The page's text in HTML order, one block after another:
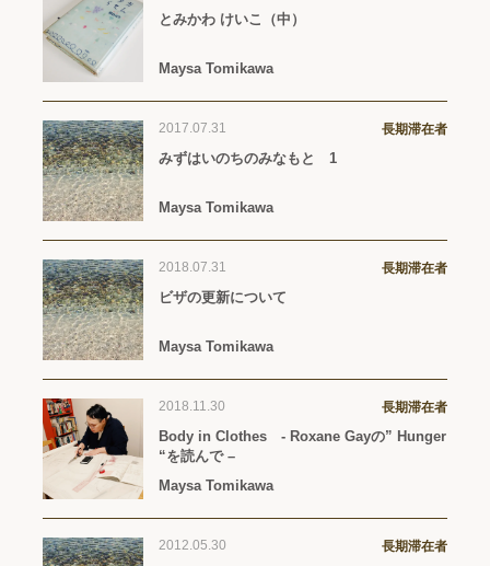
とみかわ けいこ（中）
Maysa Tomikawa
2017.07.31 長期滞在者
みずはいのちのみなもと 1
Maysa Tomikawa
2018.07.31 長期滞在者
ビザの更新について
Maysa Tomikawa
2018.11.30 長期滞在者
Body in Clothes - Roxane Gayの” Hunger
“を読んで –
Maysa Tomikawa
2012.05.30 長期滞在者